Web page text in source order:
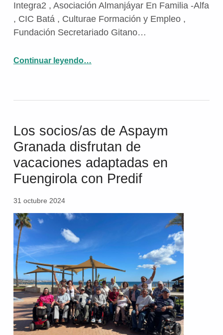
Integra2 , Asociación Almanjáyar En Familia -Alfa
, CIC Batá , Culturae Formación y Empleo ,
Fundación Secretariado Gitano…
Continuar leyendo…
Los socios/as de Aspaym
Granada disfrutan de
vacaciones adaptadas en
Fuengirola con Predif
31 octubre 2024